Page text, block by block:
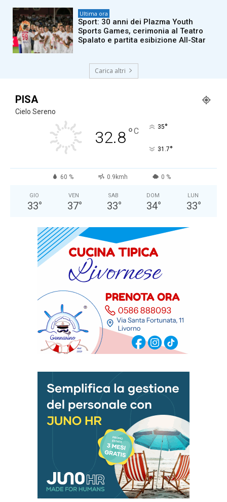
Ultima ora
Sport: 30 anni dei Plazma Youth
Sports Games, cerimonia al Teatro
Spalato e partita esibizione All-Star
Carica altri
PISA
Cielo Sereno
32.8°C 35°
31.7°
60 % 0.9kmh 0 %
GIO
33°
VEN
37°
SAB
33°
DOM
34°
LUN
33°